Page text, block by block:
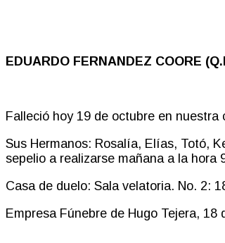
EDUARDO FERNANDEZ COORE
Falleció hoy 19 de octubre en nuestra
Sus Hermanos: Rosalía, Elías, Totó,
sepelio a realizarse mañana a la hora
Casa de duelo: Sala velatoria. No. 2:
Empresa Fúnebre de Hugo Tejera,